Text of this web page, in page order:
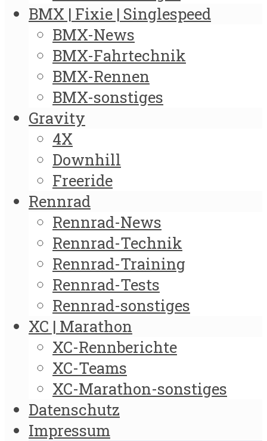
BMX | Fixie | Singlespeed
BMX-News
BMX-Fahrtechnik
BMX-Rennen
BMX-sonstiges
Gravity
4X
Downhill
Freeride
Rennrad
Rennrad-News
Rennrad-Technik
Rennrad-Training
Rennrad-Tests
Rennrad-sonstiges
XC | Marathon
XC-Rennberichte
XC-Teams
XC-Marathon-sonstiges
Datenschutz
Impressum